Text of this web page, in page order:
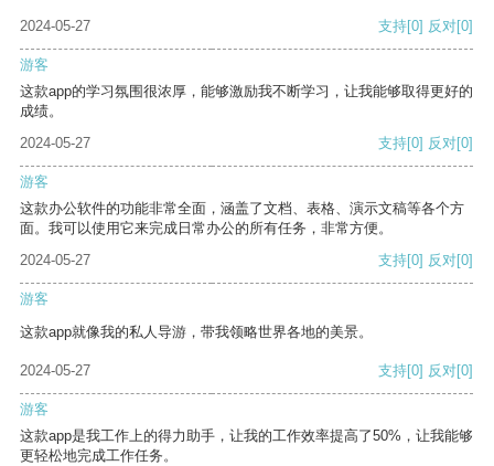
2024-05-27 支持[0] 反对[0]
游客
这款app的学习氛围很浓厚，能够激励我不断学习，让我能够取得更好的
成绩。
2024-05-27
支持[0] 反对[0]
游客
这款办公软件的功能非常全面，涵盖了文档、表格、演示文稿等各个方
面。我可以使用它来完成日常办公的所有任务，非常方便。
2024-05-27
支持[0] 反对[0]
游客
这款app就像我的私人导游，带我领略世界各地的美景。
2024-05-27 支持[0] 反对[0]
游客
这款app是我工作上的得力助手，让我的工作效率提高了50%，让我能够
更轻松地完成工作任务。